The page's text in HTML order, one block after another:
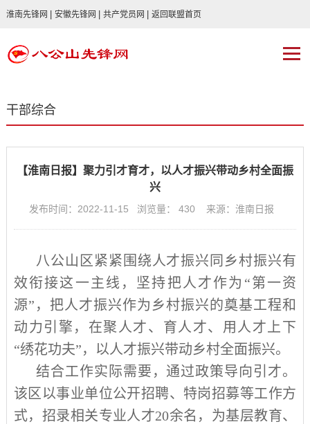
淮南先锋网 安徽先锋网 共产党员网 返回联盟首页
干部综合
【淮南日报】聚力引才育才，以人才振兴带动乡村全面振
兴
发布时间：2022-11-15 浏览量： 430 来源：淮南日报
八公山区紧紧围绕人才振兴同乡村振兴有
效衔接这一主线，坚持把人才作为 “第一资
源” ，把人才振兴作为乡村振兴的奠基工程和
动力引擎，在聚人才、育人才、用人才上下
“绣花功夫”，以人才振兴带动乡村全面振兴。
结合工作实际需要，通过政策导向引才。
该区以事业单位公开招聘、特岗招募等工作方
式，招录相关专业人才20余名，为基层教育、